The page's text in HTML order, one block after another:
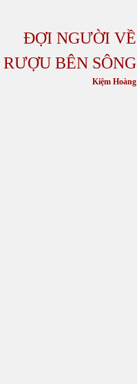
ĐỢI NGƯỜI VỀ
BÊN SÔNG
Kiệm Hoàng